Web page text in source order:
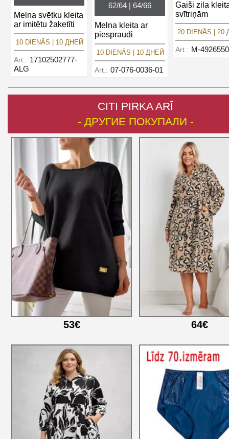
Melna svētku kleita
ar imitētu žaketīti
10 DIENĀS | 10 ДНЕЙ
Art.: 17102502777-
ALG
62/64 | 64/66
Melna kleita ar
piespraudi
10 DIENĀS | 10 ДНЕЙ
Art.: 07-076-0036-01
Gaiši zila
svītriņām
20 DIENĀS | 20
Art.: M-
CITI PIRKA ARĪ
- ДРУГИЕ ПОКУПАЛИ -
53€ 64€